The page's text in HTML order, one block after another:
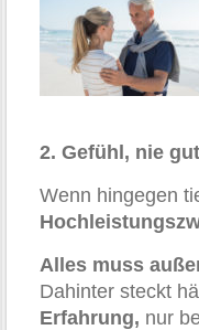
2. Gefühl, nie
Wenn hingegen
Alles muss
Dahinter steckt
Erfahrung, nur